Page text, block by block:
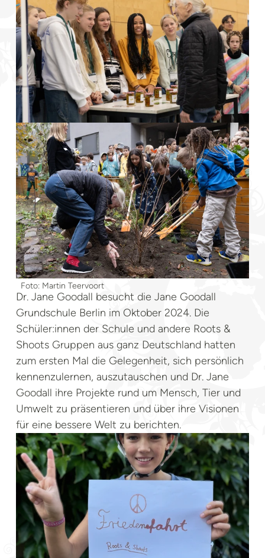
Foto: © Martin Teervoort
Foto: Martin Teervoort
Dr. Jane Goodall besucht die Jane Goodall
Grundschule Berlin im Oktober 2024. Die
Schüler:innen der Schule und andere Roots &
Shoots Gruppen aus ganz Deutschland hatten
zum ersten Mal die Gelegenheit, sich persönlich
kennenzulernen, auszutauschen und Dr. Jane
Goodall ihre Projekte rund um Mensch, Tier und
Umwelt zu präsentieren und über ihre Visionen
für eine bessere Welt zu berichten.